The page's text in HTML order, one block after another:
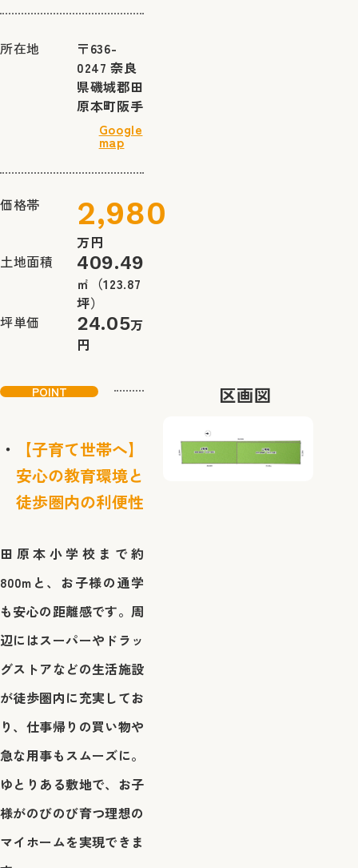
所在地
〒636-
0247 奈良
県磯城郡田
原本町阪手
Google
map
価格帯 2,980
万円
土地面積
409.49
㎡ （123.87
坪）
坪単価
24.05万
円
POINT
【子育て世帯へ】
安心の教育環境と
徒歩圏内の利便性
田原本小学校まで約
800mと、お子様の通学
も安心の距離感です。周
辺にはスーパーやドラッ
グストアなどの生活施設
が徒歩圏内に充実してお
り、仕事帰りの買い物や
急な用事もスムーズに。
ゆとりある敷地で、お子
様がのびのび育つ理想の
マイホームを実現できま
区画図